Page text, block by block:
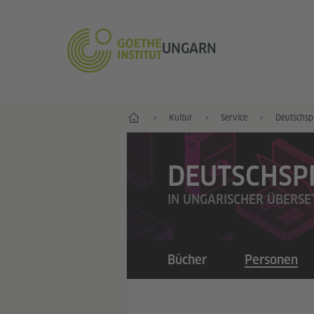
UNGARN
Start Kultur Service
IN UNGARISCHER
Bücher Personen